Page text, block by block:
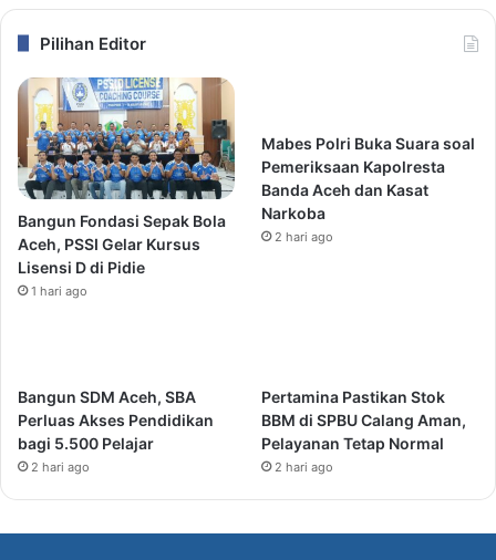
Pilihan Editor
Bangun Fondasi Sepak Bola
Aceh, PSSI Gelar Kursus
Lisensi D di Pidie
1 hari ago
Mabes Polri Buka Suara soal
Pemeriksaan Kapolresta
Banda Aceh dan Kasat
Narkoba
2 hari ago
Bangun SDM Aceh, SBA
Perluas Akses Pendidikan
bagi 5.500 Pelajar
2 hari ago
Pertamina Pastikan Stok
BBM di SPBU Calang Aman,
Pelayanan Tetap Normal
2 hari ago